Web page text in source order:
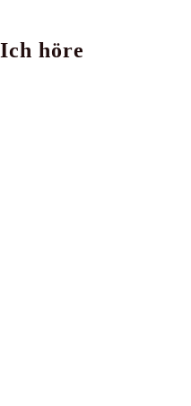
Ich höre